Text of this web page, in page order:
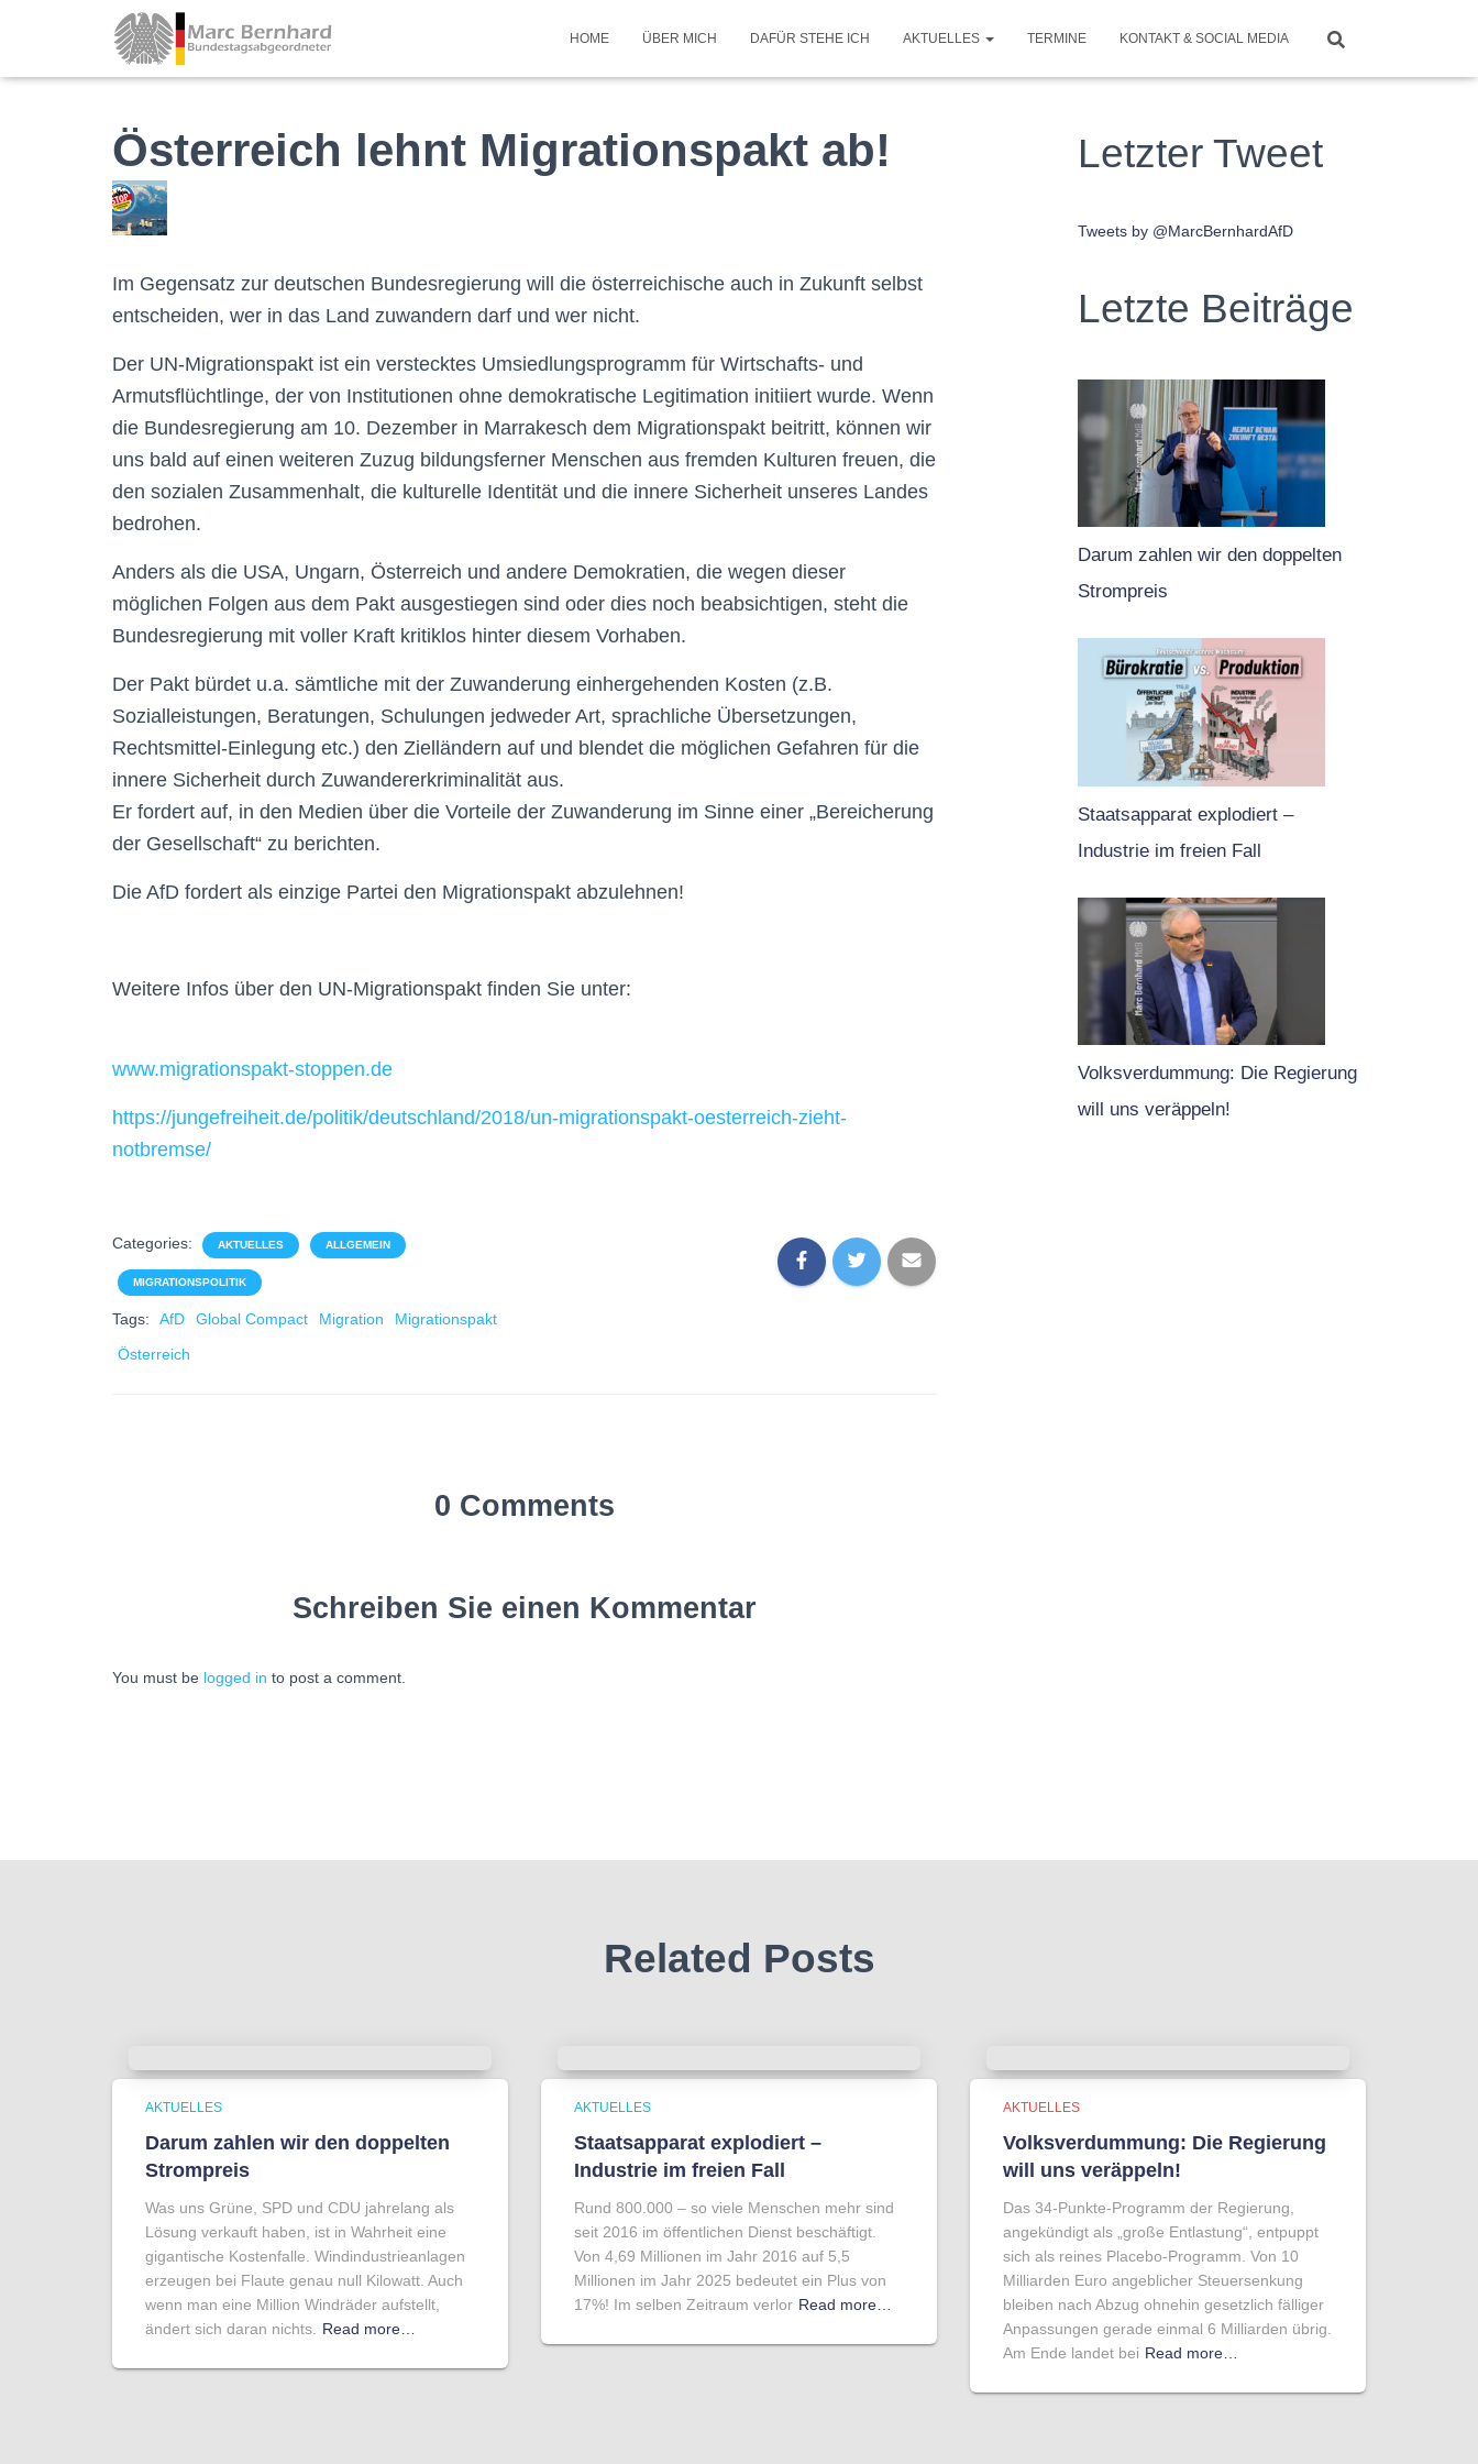
HOME ÜBER MICH DAFÜR STEHE ICH AKTUELLES TERMINE KONTAKT & SOCIAL MEDIA
Österreich lehnt Migrationspakt ab!
Im Gegensatz zur deutschen Bundesregierung will die österreichische auch in Zukunft selbst
entscheiden, wer in das Land zuwandern darf und wer nicht.
Der UN-Migrationspakt ist ein verstecktes Umsiedlungsprogramm für Wirtschafts- und
Armutsflüchtlinge, der von Institutionen ohne demokratische Legitimation initiiert wurde. Wenn
die Bundesregierung am 10. Dezember in Marrakesch dem Migrationspakt beitritt, können wir
uns bald auf einen weiteren Zuzug bildungsferner Menschen aus fremden Kulturen freuen, die
den sozialen Zusammenhalt, die kulturelle Identität und die innere Sicherheit unseres Landes
bedrohen.
Anders als die USA, Ungarn, Österreich und andere Demokratien, die wegen dieser
möglichen Folgen aus dem Pakt ausgestiegen sind oder dies noch beabsichtigen, steht die
Bundesregierung mit voller Kraft kritiklos hinter diesem Vorhaben.
Der Pakt bürdet u.a. sämtliche mit der Zuwanderung einhergehenden Kosten (z.B.
Sozialleistungen, Beratungen, Schulungen jedweder Art, sprachliche Übersetzungen,
Rechtsmittel-Einlegung etc.) den Zielländern auf und blendet die möglichen Gefahren für die
innere Sicherheit durch Zuwandererkriminalität aus.
Er fordert auf, in den Medien über die Vorteile der Zuwanderung im Sinne einer „Bereicherung
der Gesellschaft“ zu berichten.
Die AfD fordert als einzige Partei den Migrationspakt abzulehnen!
Weitere Infos über den UN-Migrationspakt finden Sie unter:
www.migrationspakt-stoppen.de
https://jungefreiheit.de/politik/deutschland/2018/un-migrationspakt-oesterreich-zieht-
notbremse/
Categories: AKTUELLES ALLGEMEIN
MIGRATIONSPOLITIK
Tags: AfD Global Compact Migration
Migrationspakt
Österreich
0 Comments
Schreiben Sie einen Kommentar
You must be logged in to post a comment.
Letzter Tweet
Tweets by @MarcBernhardAfD
Letzte Beiträge
Darum zahlen wir den doppelten
Strompreis
Staatsapparat explodiert –
Industrie im freien Fall
Volksverdummung: Die Regierung
will uns veräppeln!
Related Posts
AKTUELLES
Darum zahlen wir den doppelten
Strompreis
Was uns Grüne, SPD und CDU jahrelang als
Lösung verkauft haben, ist in Wahrheit eine
gigantische Kostenfalle. Windindustrieanlagen
erzeugen bei Flaute genau null Kilowatt. Auch
wenn man eine Million Windräder aufstellt,
ändert sich daran nichts.
Read more…
AKTUELLES
Staatsapparat explodiert –
Industrie im freien Fall
Rund 800.000 – so viele Menschen mehr sind
seit 2016 im öffentlichen Dienst beschäftigt.
Von 4,69 Millionen im Jahr 2016 auf 5,5
Millionen im Jahr 2025 bedeutet ein Plus von
17%! Im selben Zeitraum verlor Read more…
AKTUELLES
Volksverdummung: Die Regierung
will uns veräppeln!
Das 34-Punkte-Programm der Regierung,
angekündigt als „große Entlastung“, entpuppt
sich als reines Placebo-Programm. Von 10
Milliarden Euro angeblicher Steuersenkung
bleiben nach Abzug ohnehin gesetzlich fälliger
Anpassungen gerade einmal 6 Milliarden übrig.
Am Ende landet bei Read more…